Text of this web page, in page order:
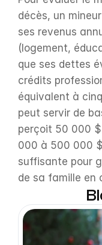
décès, un
ses revenus
(logement,
que ses dettes
crédits
équivalent à
peut servir de
perçoit 50 000
000 à 500 000
suffisante pour
de sa famille en
Blog